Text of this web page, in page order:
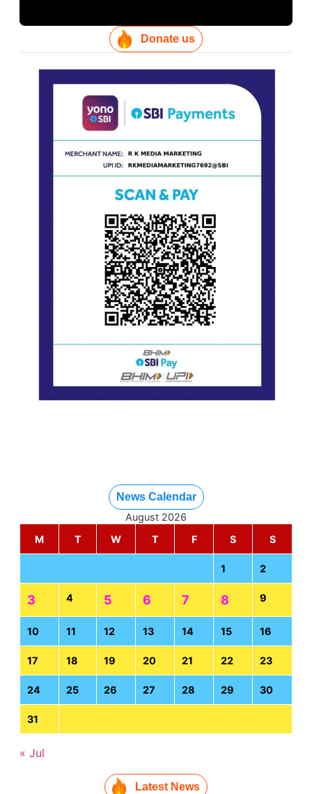
Donate us
News Calendar
August 2026
M
T W T F S S
1 2
3 4 5 6 7 8 9
10 11 12 13 14 15 16
17 18 19 20 21 22 23
24 25 26 27 28 29 30
31
« Jul
Latest News